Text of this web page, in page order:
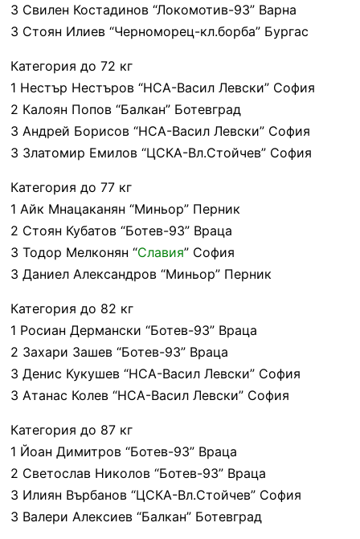
3 Свилен Костадинов “Локомотив-93” Варна
3 Стоян Илиев “Черноморец-кл.борба” Бургас
Категория до 72 кг
1 Нестър Нестъров “НСА-Васил Левски” София
2 Калоян Попов “Балкан” Ботевград
3 Андрей Борисов “НСА-Васил Левски” София
3 Златомир Емилов “ЦСКА-Вл.Стойчев” София
Категория до 77 кг
1 Айк Мнацаканян “Миньор” Перник
2 Стоян Кубатов “Ботев-93” Враца
3 Тодор Мелконян “Славия” София
3 Даниел Александров “Миньор” Перник
Категория до 82 кг
1 Росиан Дермански “Ботев-93” Враца
2 Захари Зашев “Ботев-93” Враца
3 Денис Кукушев “НСА-Васил Левски” София
3 Атанас Колев “НСА-Васил Левски” София
Категория до 87 кг
1 Йоан Димитров “Ботев-93” Враца
2 Светослав Николов “Ботев-93” Враца
3 Илиян Върбанов “ЦСКА-Вл.Стойчев” София
3 Валери Алексиев “Балкан” Ботевград